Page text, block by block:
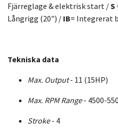
Fjärreglage & elektrisk start /S
Långrigg (20") / IB= Integrerat
Tekniska data
Max. Output- 11 (15HP)
Max. RPM Range - 4500-
Stroke- 4